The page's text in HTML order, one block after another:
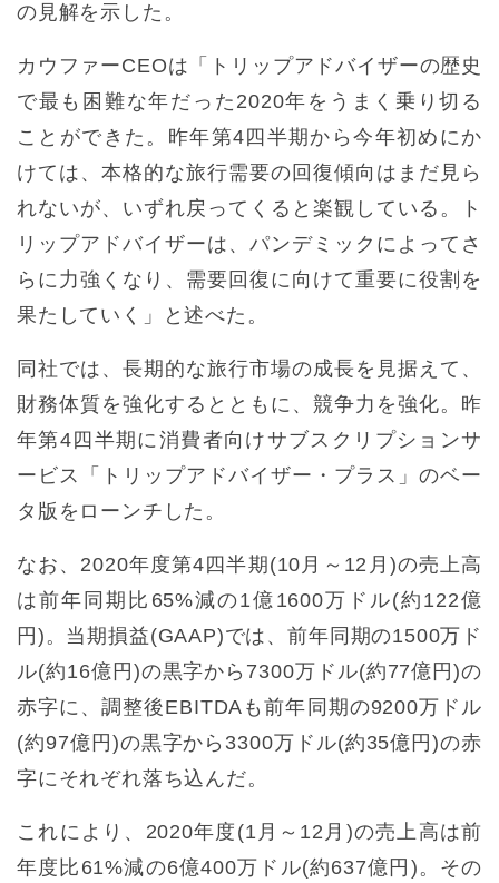
の見解を示した。
カウファーCEOは「トリップアドバイザーの歴史
で最も困難な年だった2020年をうまく乗り切る
ことができた。昨年第4四半期から今年初めにか
けては、本格的な旅行需要の回復傾向はまだ見ら
れないが、いずれ戻ってくると楽観している。ト
リップアドバイザーは、パンデミックによってさ
らに力強くなり、需要回復に向けて重要に役割を
果たしていく」と述べた。
同社では、長期的な旅行市場の成長を見据えて、
財務体質を強化するとともに、競争力を強化。昨
年第4四半期に消費者向けサブスクリプションサ
ービス「トリップアドバイザー・プラス」のベー
タ版をローンチした。
なお、2020年度第4四半期(10月～12月)の売上高
は前年同期比65%減の1億1600万ドル(約122億
円)。当期損益(GAAP)では、前年同期の1500万ド
ル(約16億円)の黒字から7300万ドル(約77億円)の
赤字に、調整後EBITDAも前年同期の9200万ドル
(約97億円)の黒字から3300万ドル(約35億円)の赤
字にそれぞれ落ち込んだ。
これにより、2020年度(1月～12月)の売上高は前
年度比61%減の6億400万ドル(約637億円)。その